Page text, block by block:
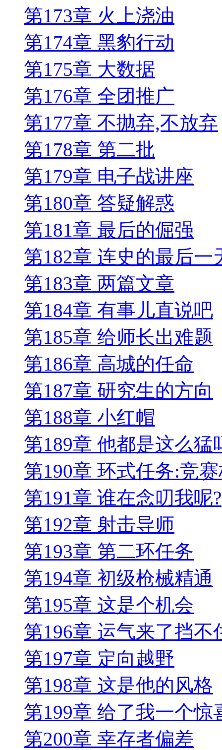
第173章 火上浇油
第174章 黑豹行动
第175章 大数据
第176章 全团推广
第177章 不抛弃,不放弃
第178章 第二批
第179章 电子战讲座
第180章 答疑解惑
第181章 最后的倔强
第182章 连史的最后一
第183章 两篇文章
第184章 有事儿直说吧
第185章 给师长出难题
第186章 高城的任命
第187章 研究生的方向
第188章 小红帽
第189章 他都是这么猛
第190章 环式任务:竞
第191章 谁在念叨我呢?
第192章 射击导师
第193章 第二环任务
第194章 初级枪械精通
第195章 这是个机会
第196章 运气来了挡不
第197章 定向越野
第198章 这是他的风格
第199章 给了我一个惊
第200章 幸存者偏差